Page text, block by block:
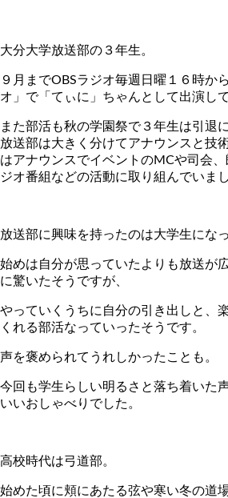
大分大学放送部の３年生。
９月までOBSラジオ毎週日曜１６時か
オ」で「てぃに」ちゃんとして出演し
また部活も秋の学園祭で３年生は引退
放送部は大きく分けてアナウンスと技
はアナウンスでイベントのMCや司会
ジオ番組などの活動に取り組んでいまし
放送部に興味を持ったのは大学生にな
始めは自分が思っていたよりも放送が
に驚いたそうですが、
やっていくうちに自分の引き出しと、
くれる部活なっていったそうです。
声を褒められてうれしかったことも。
今回も学生らしい明るさと落ち着いた
いいおしゃべりでした。
高校時代は弓道部。
始めた頃に頬にあたる弦や寒い冬の道